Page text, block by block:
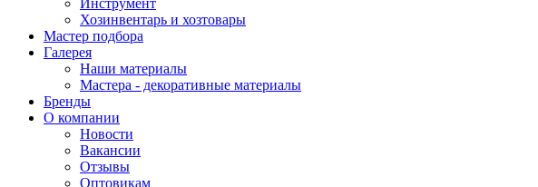
Инструмент
Хозинвентарь и хозтовары
Мастер подбора
Галерея
Наши материалы
Мастера - декоративные материалы
Бренды
О компании
Новости
Вакансии
Отзывы
Оптовикам